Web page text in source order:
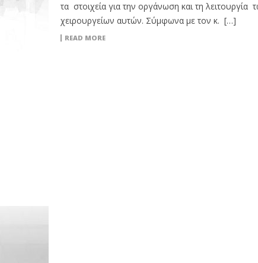
τα στοιχεία για την οργάνωση και τη λειτουργία
χειρουργείων αυτών. Σύμφωνα με τον κ. […]
READ MORE